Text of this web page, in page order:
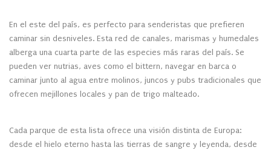
En el este del país, es perfecto para senderistas que prefieren
caminar sin desniveles. Esta red de canales, marismas y humedales
alberga una cuarta parte de las especies más raras del país. Se
pueden ver nutrias, aves como el bittern, navegar en barca o
caminar junto al agua entre molinos, juncos y pubs tradicionales que
ofrecen mejillones locales y pan de trigo malteado.
Cada parque de esta lista ofrece una visión distinta de Europa:
desde el hielo eterno hasta las tierras de sangre y leyenda, desde